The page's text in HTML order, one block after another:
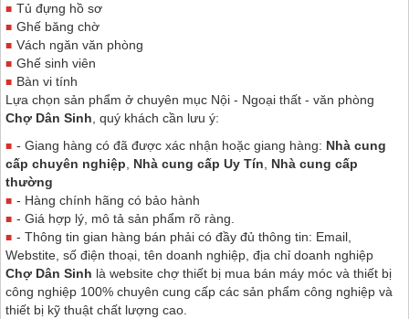
Tủ đựng hồ sơ
Ghế băng chờ
Vách ngăn văn phòng
Ghế sinh viên
Bàn vi tính
Lựa chọn sản phẩm ở chuyên mục Nội - Ngoại thất - văn phòng
Chợ Dân Sinh, quý khách cần lưu ý:
- Giang hàng có đã được xác nhận hoặc giang hàng: Nhà cung
cấp chuyên nghiệp, Nhà cung cấp Uy Tín, Nhà cung cấp
thường
- Hàng chính hãng có bảo hành
- Giá hợp lý, mô tả sản phẩm rõ ràng.
- Thông tin gian hàng bán phải có đầy đủ thông tin: Email,
Webstite, số điện thoại, tên doanh nghiệp, địa chỉ doanh nghiệp
Chợ Dân Sinh là website chợ thiết bị mua bán máy móc và thiết bị
công nghiệp 100% chuyên cung cấp các sản phẩm công nghiệp và
thiết bị kỹ thuật chất lượng cao.